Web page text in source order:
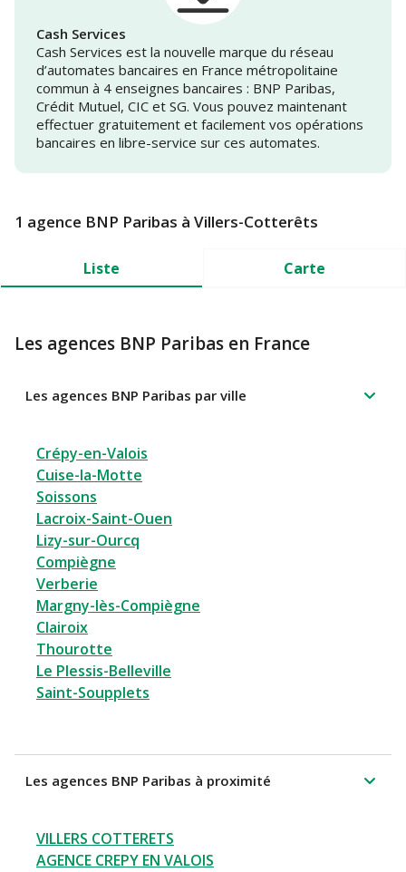
Cash Services
Cash Services est la nouvelle marque du réseau
d’automates bancaires en France métropolitaine
commun à 4 enseignes bancaires : BNP Paribas,
Crédit Mutuel, CIC et SG. Vous pouvez maintenant
effectuer gratuitement et facilement vos opérations
bancaires en libre-service sur ces automates.
1 agence BNP Paribas à Villers-Cotterêts
Liste Carte
Les agences BNP Paribas en France
Les agences BNP Paribas par ville
Crépy-en-Valois
Cuise-la-Motte
Soissons
Lacroix-Saint-Ouen
Lizy-sur-Ourcq
Compiègne
Verberie
Margny-lès-Compiègne
Clairoix
Thourotte
Le Plessis-Belleville
Saint-Soupplets
Les agences BNP Paribas à proximité
VILLERS COTTERETS
AGENCE CREPY EN VALOIS